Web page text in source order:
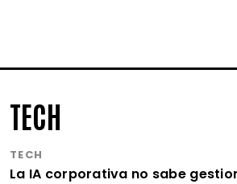
TECH
TECH
La IA corporativa no sabe